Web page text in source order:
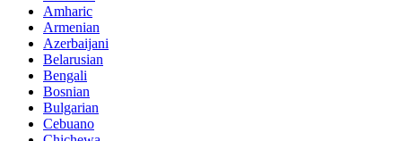
Amharic
Armenian
Azerbaijani
Belarusian
Bengali
Bosnian
Bulgarian
Cebuano